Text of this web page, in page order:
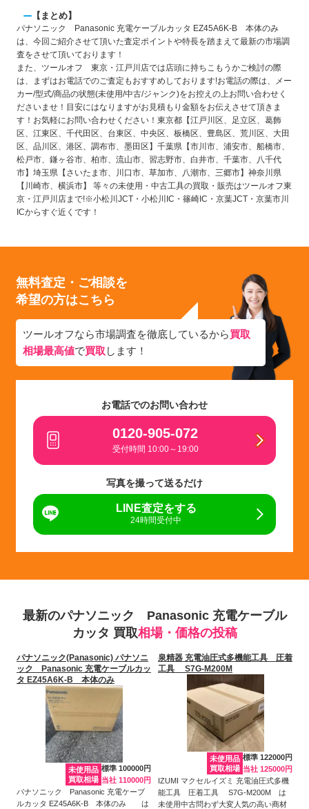
【まとめ】
パナソニック Panasonic 充電ケーブルカッタ EZ45A6K-B 本体のみ
は、今回ご紹介させて頂いた査定ポイントや特長を踏まえて最新の市場調
査をさせて頂いております！
また、ツールオフ 東京・江戸川店では店頭に持ちこもうかご検討の際
は、まずはお電話でのご査定もおすすめしております!お電話の際は、メー
カー/型式/商品の状態(未使用/中古/ジャンク)をお控えの上お問い合わせく
ださいませ！目安にはなりますがお見積もり金額をお伝えさせて頂きま
す！お気軽にお問い合わせください！東京都【江戸川区、足立区、葛飾
区、江東区、千代田区、台東区、中央区、板橋区、豊島区、荒川区、大田
区、品川区、港区、調布市、墨田区】千葉県【市川市、浦安市、船橋市、
松戸市、鎌ヶ谷市、柏市、流山市、習志野市、白井市、千葉市、八千代
市】埼玉県【さいたま市、川口市、草加市、八潮市、三郷市】神奈川県
【川崎市、横浜市】 等々の未使用・中古工具の買取・販売はツールオフ東
京・江戸川店まで!※小松川JCT・小松川IC・篠崎IC・京葉JCT・京葉市川
ICからすぐ近くです！
無料査定・ご相談を
希望の方はこちら
ツールオフなら市場調査を徹底しているから買取
相場最高値で買取 します！
お電話でのお問い合わせ
0120-905-072
受付時間 10:00～19:00
写真を撮って送るだけ
LINE査定をする
24時間受付中
最新のパナソニック Panasonic 充電ケーブル
カッタ 買取相場・価格の投稿
パナソニック(Panasonic) パナソニ
ック Panasonic 充電ケーブルカッ
タ EZ45A6K-B 本体のみ
未使用品
買取相場
標準 100000円
当社 110000円
パナソニック Panasonic 充電ケーブ
ルカッタ EZ45A6K-B 本体のみ は
泉精器 充電油圧式多機能工具 圧着
工具 S7G-M200M
未使用品
買取相場
標準 122000円
当社 125000円
IZUMI マクセルイズミ 充電油圧式多機
能工具 圧着工具 S7G-M200M は
未使用中古問わず大変人気の高い商材